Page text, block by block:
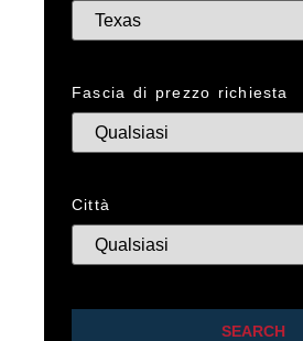
Fascia di prezzo richiesta
Città
SEARCH